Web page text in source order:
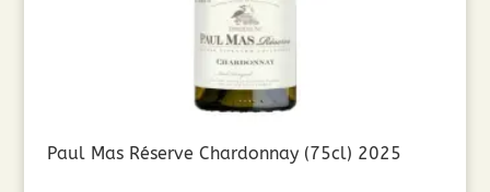
Paul Mas Réserve Chardonnay (75cl) 2025